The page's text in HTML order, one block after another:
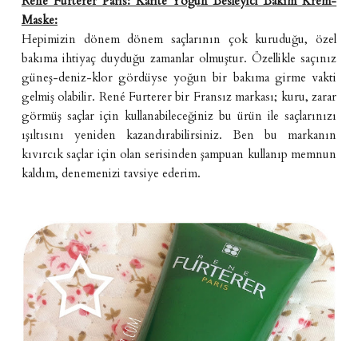
Maske:
Hepimizin dönem dönem saçlarının çok kuruduğu, özel
bakıma ihtiyaç duyduğu zamanlar olmuştur. Özellikle saçınız
güneş-deniz-klor gördüyse yoğun bir bakıma girme vakti
gelmiş olabilir. René Furterer bir Fransız markası; kuru, zarar
görmüş saçlar için kullanabileceğiniz bu ürün ile saçlarınızı
ışıltısını yeniden kazandırabilirsiniz. Ben bu markanın
kıvırcık saçlar için olan serisinden şampuan kullanıp memnun
kaldım, denemenizi tavsiye ederim.